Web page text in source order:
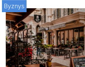
Byznys